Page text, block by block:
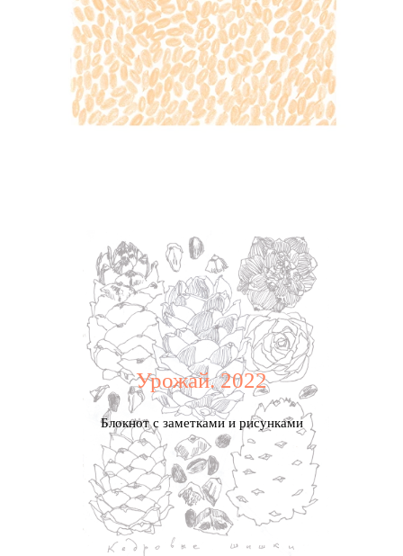
Урожай. 2022
Блокнот с заметками и рисунками